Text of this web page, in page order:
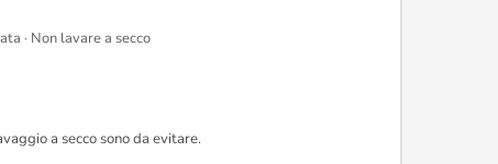
· Non lavare a secco
a secco sono da evitare.